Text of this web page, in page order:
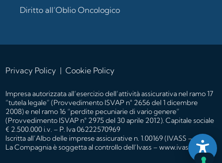
Diritto all’Oblio Oncologico
Privacy Policy |Cookie Policy
Impresa autorizzata all’esercizio dell’attività assicurativa nel ramo 17
“tutela legale” (Provvedimento ISVAP n° 2656 del 1 dicembre
2008) e nel ramo 16 “perdite pecuniarie di vario genere”
(Provvedimento ISVAP n° 2975 del 30 aprile 2012). Capitale sociale
€ 2.500.000 i.v. – P. Iva 06222570969
Iscritta all’Albo delle impreseassicurative n. 1.00169 (IVASS – Albi).
La Compagnia è soggetta al controllo dell’Ivass – www.ivass.it